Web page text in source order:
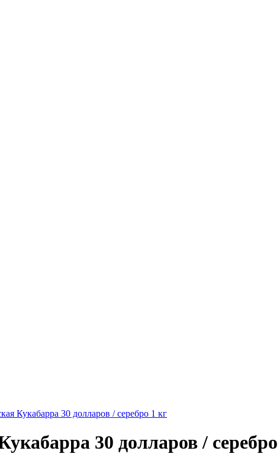
Кукабарра 30 долларов / серебро 1 кг
30 долларов / серебро